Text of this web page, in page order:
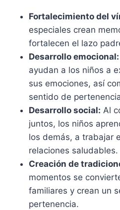
Fortalecimiento del
especiales crean
fortalecen el lazo
Desarrollo emocional:
ayudan a los niños a
sus emociones, así
sentido de
Desarrollo social: Al
juntos, los niños
los demás, a trabajar
relaciones saludables.
Creación de
momentos se
familiares y crean un
pertenencia.